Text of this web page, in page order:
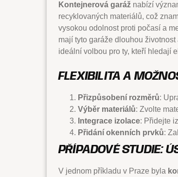
Kontejnerová garáž nabízí
recyklovaných materiálů, což
vysokou odolnost proti počasí a
mají tyto garáže dlouhou
ideální volbou pro ty, kteří hledají
FLEXIBILITA A
Přizpůsobení rozměrů:
Výběr materiálů: Zvolte
Integrace izolace: Přidejte
Přidání okenních prvků:
PŘÍPADOVÉ STUDIE:
V jednom příkladu v Praze byla